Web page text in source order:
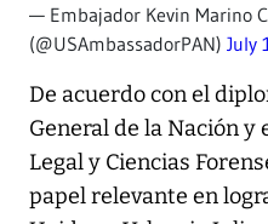
— Embajador Kevin Marino
(@USAmbassadorPAN) July
De acuerdo con el
General de la Nación
Legal y Ciencias
papel relevante en